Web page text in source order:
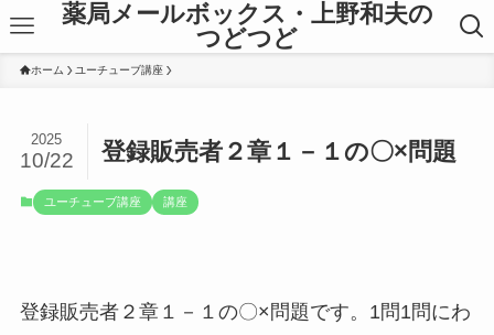
薬局メールボックス・上野和夫の
つどつど
ホーム ユーチューブ講座
登録販売者２章１－１の〇×問題
2025
10/22
ユーチューブ講座 講座
登録販売者２章１－１の〇×問題です。1問1問にわ